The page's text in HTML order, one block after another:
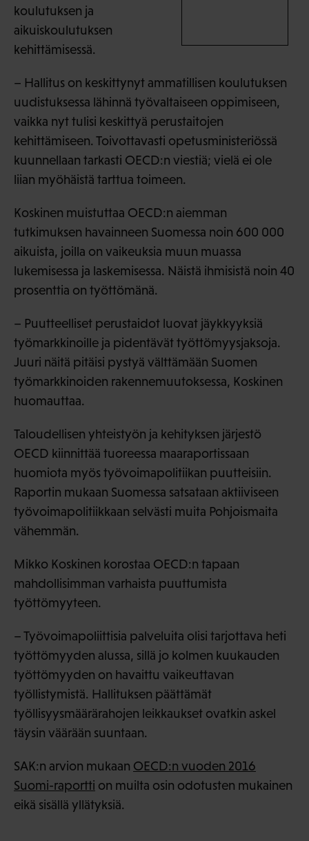
koulutuksen ja
aikuiskoulutuksen
kehittämisessä.
– Hallitus on keskittynyt ammatillisen koulutuksen
uudistuksessa lähinnä työvaltaiseen oppimiseen,
vaikka nyt tulisi keskittyä perustaitojen
kehittämiseen. Toivottavasti opetusministeriössä
kuunnellaan tarkasti OECD:n viestiä; vielä ei ole
liian myöhäistä tarttua toimeen.
Koskinen muistuttaa OECD:n aiemman
tutkimuksen havainneen Suomessa noin 600 000
aikuista, joilla on vaikeuksia muun muassa
lukemisessa ja laskemisessa. Näistä ihmisistä noin 40
prosenttia on työttömänä.
– Puutteelliset perustaidot luovat jäykkyyksiä
työmarkkinoille ja pidentävät työttömyysjaksoja.
Juuri näitä pitäisi pystyä välttämään Suomen
työmarkkinoiden rakennemuutoksessa, Koskinen
huomauttaa.
Taloudellisen yhteistyön ja kehityksen järjestö
OECD kiinnittää tuoreessa maaraportissaan
huomiota myös työvoimapolitiikan puutteisiin.
Raportin mukaan Suomessa satsataan aktiiviseen
työvoimapolitiikkaan selvästi muita Pohjoismaita
vähemmän.
Mikko Koskinen korostaa OECD:n tapaan
mahdollisimman varhaista puuttumista
työttömyyteen.
– Työvoimapoliittisia palveluita olisi tarjottava heti
työttömyyden alussa, sillä jo kolmen kuukauden
työttömyyden on havaittu vaikeuttavan
työllistymistä. Hallituksen päättämät
työllisyysmäärärahojen leikkaukset ovatkin askel
täysin väärään suuntaan.
SAK:n arvion mukaan OECD:n vuoden 2016
Suomi-raportti on muilta osin odotusten mukainen
eikä sisällä yllätyksiä.